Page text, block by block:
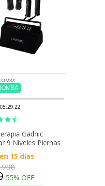
05:29:21
Gadnic
9 Niveles Piernas
en 15 días
55% OFF